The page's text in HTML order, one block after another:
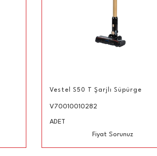
Vestel S50 T Şarjlı Süpürge
V70010010282
ADET
Fiyat Sorunuz